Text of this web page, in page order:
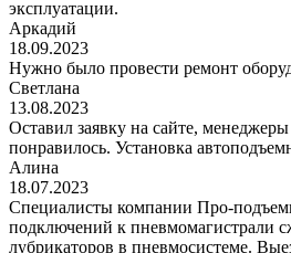
эксплуатации.
Аркадий
18.09.2023
Нужно было провести ремонт
Светлана
13.08.2023
Оставил заявку на сайте,
понравилось. Установка
Алина
18.07.2023
Специалисты компании Про-
подключений к пневмомагистрали
лубрикаторов в пневмосистеме.